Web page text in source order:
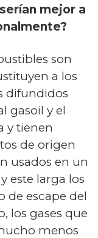
mejor a
son
a los
difundidos
gasoil y el
y tienen
de origen
usados en un
este larga los
de escape del
los gases que
menos